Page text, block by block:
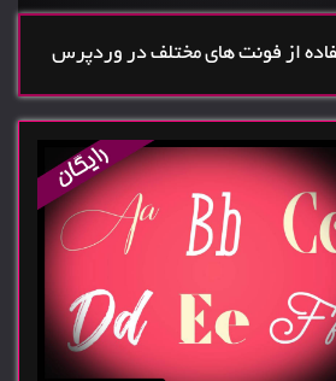
از فونت های مختلف در وردپرس